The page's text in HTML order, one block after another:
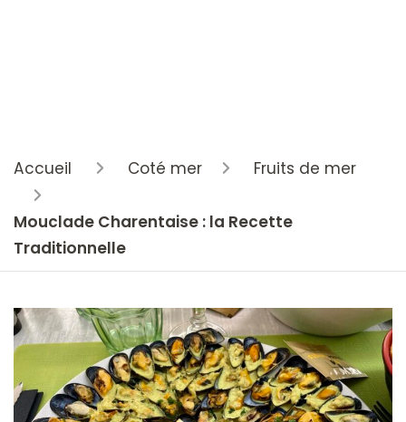
Accueil Coté mer Fruits de mer
Mouclade Charentaise : la Recette
Traditionnelle